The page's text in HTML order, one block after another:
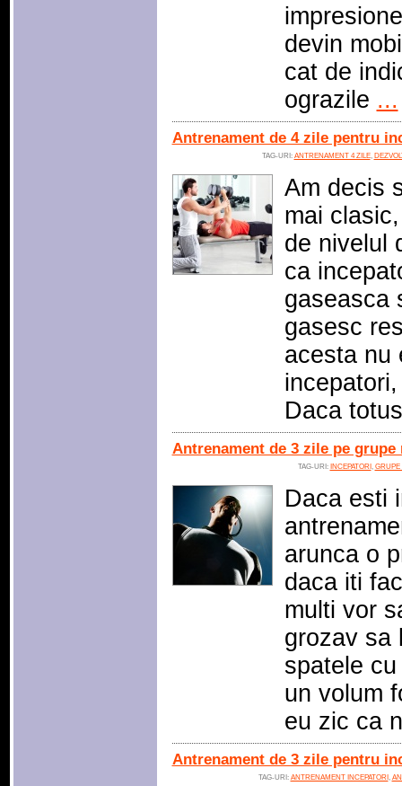
devin
cat de
ograzile ...
Antrenament de 4 zile pentru
TAG-URI: ANTRENAMENT 4 ZILE,
Am decis
mai
de nivelul
ca
gaseasca
gasesc
acesta nu
Daca
Antrenament de 3 zile pe
TAG-URI: INCEPATORI , GRUPE
Daca esti
arunca o
daca iti
multi vor
grozav sa
spatele
un volum
eu zic ca
Antrenament de 3 zile pentru
TAG-URI: ANTRENAMENT INCEPATORI ,